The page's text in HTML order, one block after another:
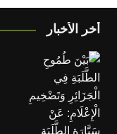
أخر الأخبار